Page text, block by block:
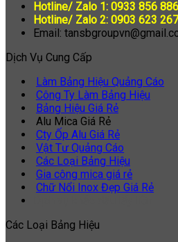
Hotline/ Zalo 1: 0933 856 886
Hotline/ Zalo 2: 0903 623 267
Email:
Dịch Vụ Cung Cấp
Làm Bảng Hiệu Quảng Cáo
Công Ty Làm Bảng Hiệu
Bảng Hiệu Giá Rẻ
Alu Mica Giá Rẻ
Cty Ốp Alu Giá Rẻ
Vật Tư Quảng Cáo
Các Loại Bảng Hiệu
Gia công mica giá rẻ
Chữ Nổi Inox Đẹp Giá Rẻ
Các Loại Bảng Hiệu